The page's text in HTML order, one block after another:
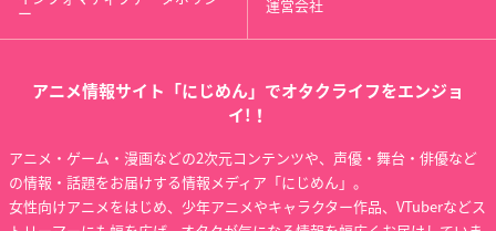
ー 運営会社
アニメ情報サイト「にじめん」でオタクライフをエンジョ
イ!！
アニメ・ゲーム・漫画などの2次元コンテンツや、声優・舞台・俳優など
の情報・話題をお届けする情報メディア「にじめん」。
女性向けアニメをはじめ、少年アニメやキャラクター作品、VTuberなどス